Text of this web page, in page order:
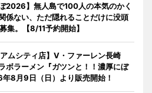
2026】無人島で100人の本気のかく
係ない、ただ隠れることだけに没頭
集。【8/11予約開始】
ムシティ店】V・ファーレン長崎
ボラーメン『ガツンと！！濃厚にぼ
8月9日（日）より販売開始！